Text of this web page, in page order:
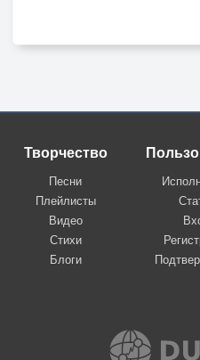
Творчество
Песни
Плейлисты
Видео
Стихи
Блоги